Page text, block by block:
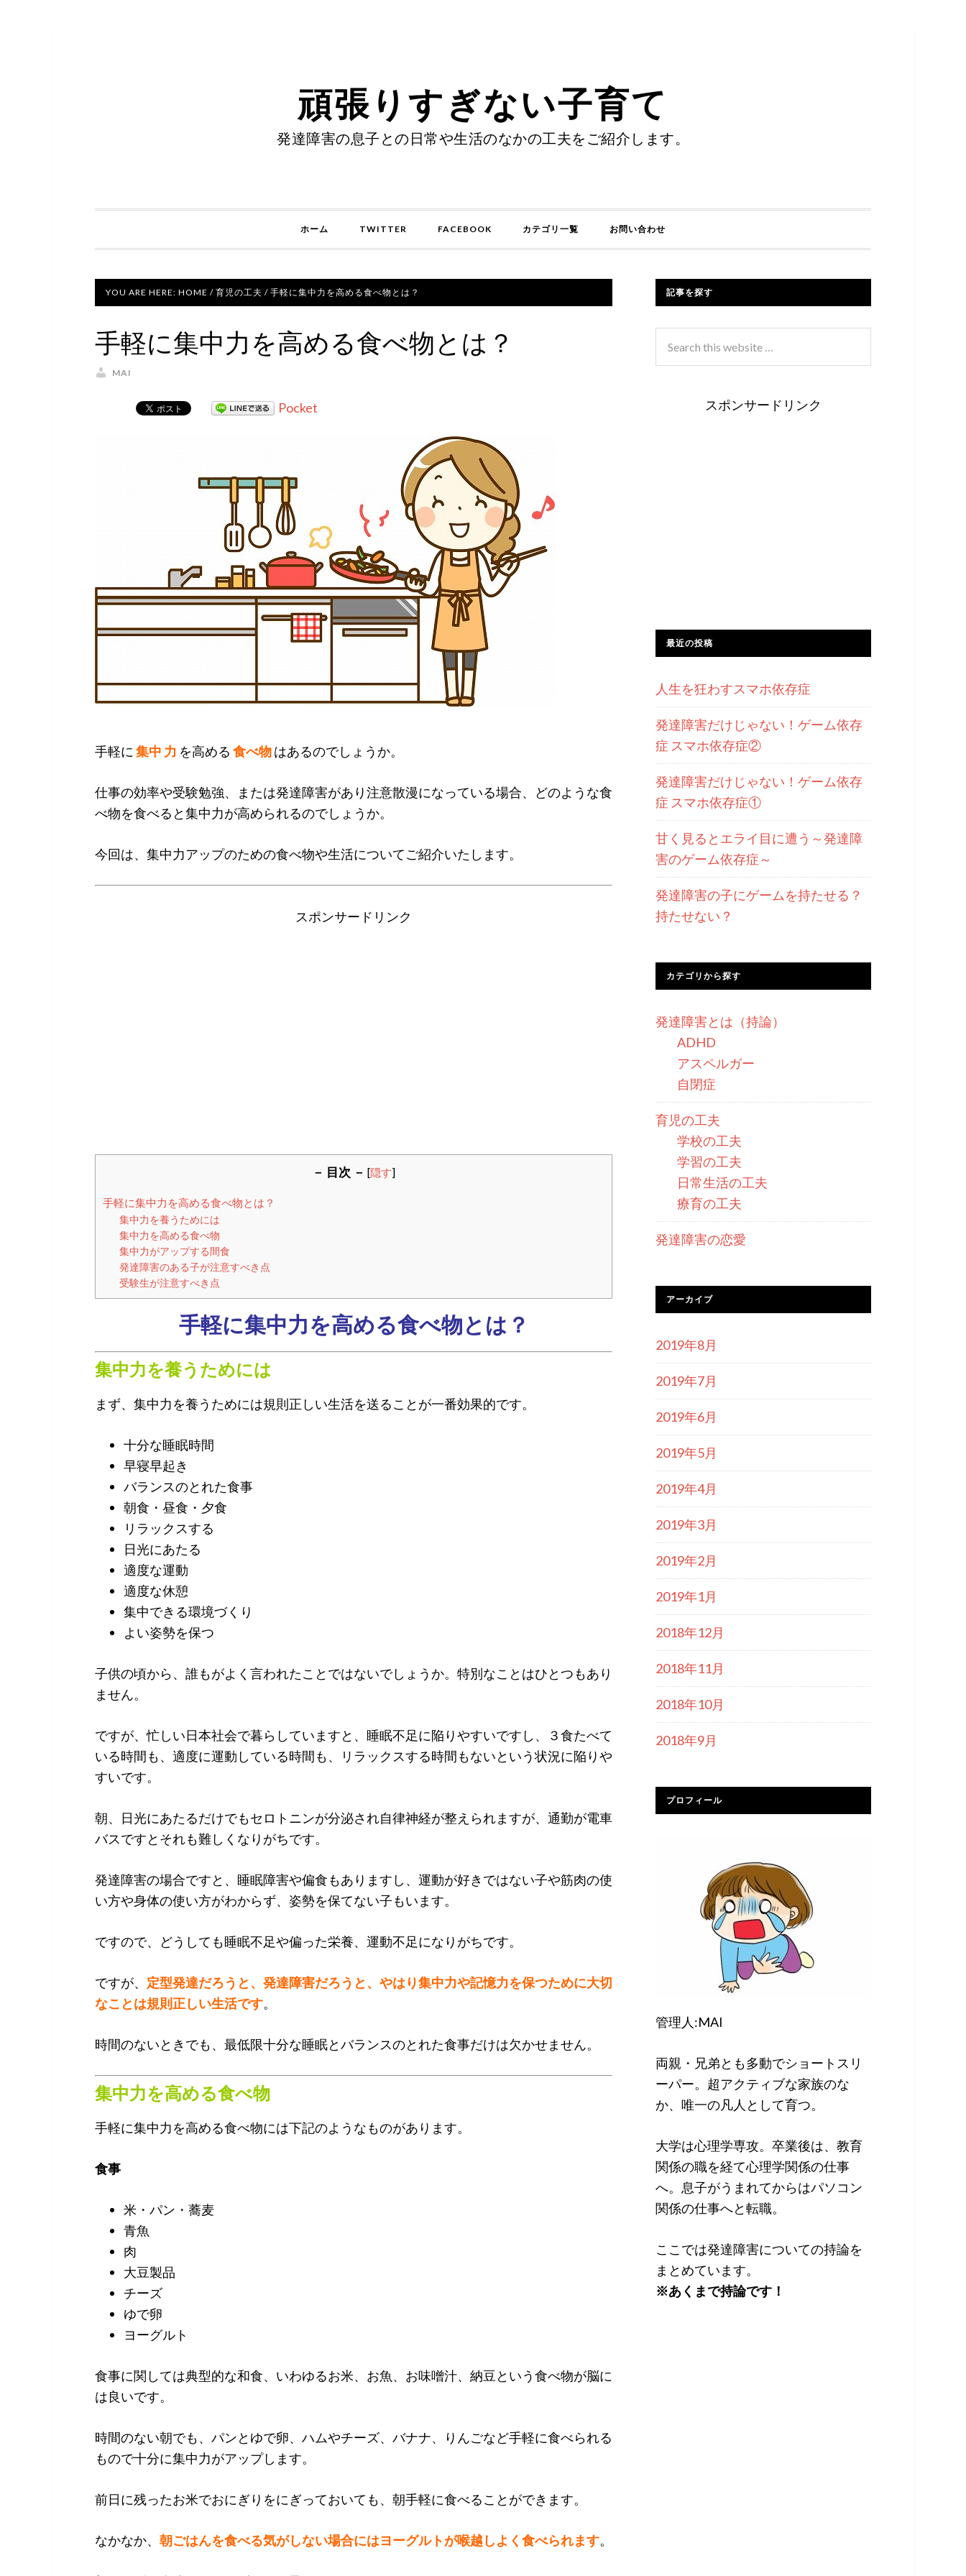
頑張りすぎない子育て
発達障害の息子との日常や生活のなかの工夫をご紹介します。
ホーム TWITTER FACEBOOK カテゴリ一覧 お問い合わせ
YOU ARE HERE: HOME / 育児の工夫 / 手軽に集中力を高める食べ物とは？
手軽に集中力を高める食べ物とは？
MAI
Pocket
手軽に 集中 力 を高める 食べ物はあるのでしょうか。
仕事の効率や受験勉強、または発達障害があり注意散漫になっている場合、どのような食
べ物を食べると集中力が高められるのでしょうか。
今回は、集中力アップのための食べ物や生活についてご紹介いたします。
スポンサードリンク
－ 目次 － [隠す]
手軽に集中力を高める食べ物とは？
集中力を養うためには
集中力を高める食べ物
集中力がアップする間食
発達障害のある子が注意すべき点
受験生が注意すべき点
手軽に集中力を高める食べ物とは？
集中力を養うためには
まず、集中力を養うためには規則正しい生活を送ることが一番効果的です。
十分な睡眠時間
早寝早起き
バランスのとれた食事
朝食・昼食・夕食
リラックスする
日光にあたる
適度な運動
適度な休憩
集中できる環境づくり
よい姿勢を保つ
子供の頃から、誰もがよく言われたことではないでしょうか。特別なことはひとつもあり
ません。
ですが、忙しい日本社会で暮らしていますと、睡眠不足に陥りやすいですし、３食たべて
いる時間も、適度に運動している時間も、リラックスする時間もないという状況に陥りや
すいです。
朝、日光にあたるだけでもセロトニンが分泌され自律神経が整えられますが、通勤が電車
バスですとそれも難しくなりがちです。
発達障害の場合ですと、睡眠障害や偏食もありますし、運動が好きではない子や筋肉の使
い方や身体の使い方がわからず、姿勢を保てない子もいます。
ですので、どうしても睡眠不足や偏った栄養、運動不足になりがちです。
ですが、 定型発達だろうと、発達障害だろうと、やはり集中力や記憶力を保つために大切
なことは規則正しい生活です。
時間のないときでも、最低限十分な睡眠とバランスのとれた食事だけは欠かせません。
集中力を高める食べ物
手軽に集中力を高める食べ物には下記のようなものがあります。
食事
米・パン・蕎麦
青魚
肉
大豆製品
チーズ
ゆで卵
ヨーグルト
食事に関しては典型的な和食、いわゆるお米、お魚、お味噌汁、納豆という食べ物が脳に
は良いです。
時間のない朝でも、パンとゆで卵、ハムやチーズ、バナナ、りんごなど手軽に食べられる
もので十分に集中力がアップします。
前日に残ったお米でおにぎりをにぎっておいても、朝手軽に食べることができます。
なかなか、 朝ごはんを食べる気がしない場合にはヨーグルトが喉越しよく食べられます。
記事を探す
スポンサードリンク
最近の投稿
人生を狂わすスマホ依存症
発達障害だけじゃない！ゲーム依存
症 スマホ依存症②
発達障害だけじゃない！ゲーム依存
症 スマホ依存症①
甘く見るとエライ目に遭う～発達障
害のゲーム依存症～
発達障害の子にゲームを持たせる？
持たせない？
カテゴリから探す
発達障害とは（持論）
ADHD
アスペルガー
自閉症
育児の工夫
学校の工夫
学習の工夫
日常生活の工夫
療育の工夫
発達障害の恋愛
アーカイブ
2019年8月
2019年7月
2019年6月
2019年5月
2019年4月
2019年3月
2019年2月
2019年1月
2018年12月
2018年11月
2018年10月
2018年9月
プロフィール
管理人:MAI
両親・兄弟とも多動でショートスリ
ーパー。超アクティブな家族のな
か、唯一の凡人として育つ。
大学は心理学専攻。卒業後は、教育
関係の職を経て心理学関係の仕事
へ。息子がうまれてからはパソコン
関係の仕事へと転職。
ここでは発達障害についての持論を
まとめています。
※あくまで持論です！